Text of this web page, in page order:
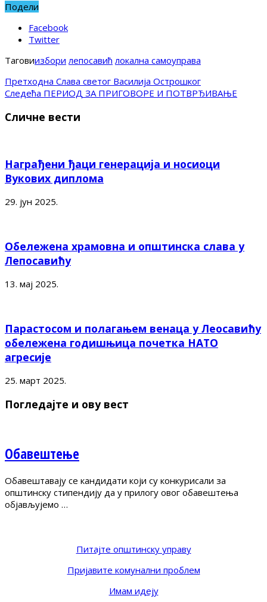
Подели
Facebook
Twitter
Таговиизбори лепосавић локална самоуправа
Претходна Слава светог Василија Острошког
Следећа ПЕРИОД ЗА ПРИГОВОРЕ И ПОТВРЂИВАЊЕ
Сличне вести
Награђени ђаци генерација и носиоци
Вукових диплома
29. јун 2025.
Обележена храмовна и општинска слава у
Лепосавићу
13. мај 2025.
Парастосом и полагањем венаца у Леосавићу
обележена годишњица почетка НАТО
агресије
25. март 2025.
Погледајте и ову вест
Обавештење
Обавештавају се кандидати који су конкурисали за
општинску стипендију да у прилогу овог обавештења
објављујемо …
Питајте општинску управу
Пријавите комунални проблем
Имам идеју